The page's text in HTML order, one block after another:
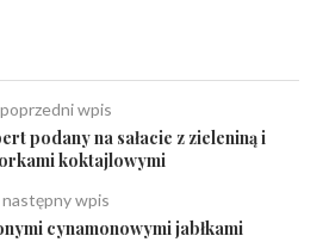
poprzedni wpis
podany na sałacie z zieleniną i
koktajlowymi
następny wpis
cynamonowymi jabłkami